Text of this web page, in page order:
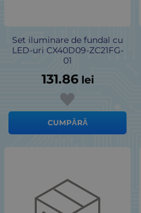
Set iluminare de fundal cu
LED-uri CX40D09-ZC21FG-
01
131.86 lei
CUMPĂRĂ